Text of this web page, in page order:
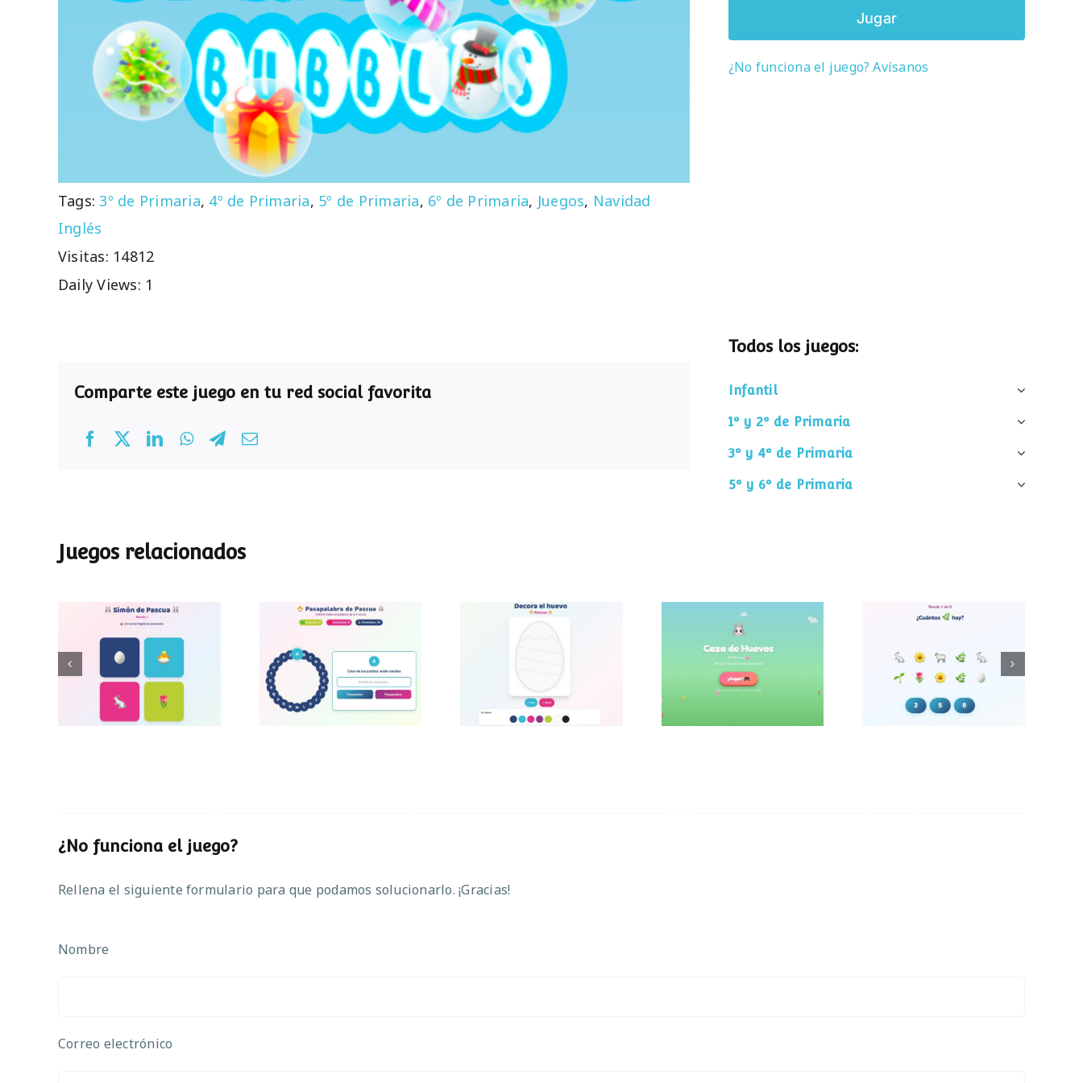
Tags:3º de Primaria, 4º de Primaria, 5º de Primaria, 6º de Primaria, Juegos, Navidad
Inglés
Visitas: 14812
Daily Views: 1
Jugar
¿No funciona el juego? Avísanos
Comparte este juego en tu red social favorita
Todos los juegos:
Infantil
1º y 2º de Primaria
3º y 4º de Primaria
5º y 6º de Primaria
Juegos relacionados
Simon de Pascua
Pasapalabra de
Pascua
Decora el huevo de
Pascua
Caza de huevos
¿Cuántos
elementos hay?
¿No funciona el juego?
Rellena el siguiente formulario para que podamos solucionarlo. ¡Gracias!
Nombre
Correo electrónico